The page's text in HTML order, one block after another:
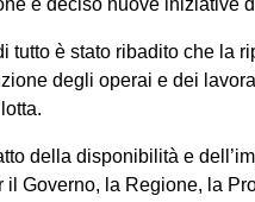
e deciso nuove iniziative
tutto è stato ribadito che la
degli operai e dei
della disponibilità e
il Governo, la Regione, la